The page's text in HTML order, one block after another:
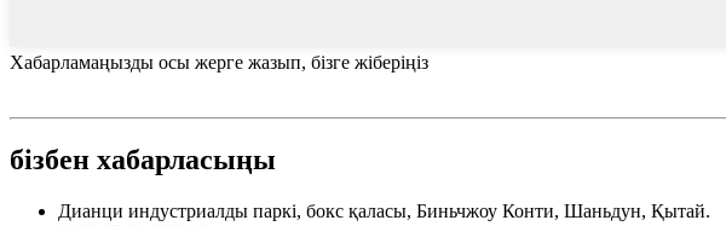
Хабарламаңызды осы жерге жазып, бізге жіберіңіз
бізбен хабарласыңы
Дианци индустриалды паркі, бокс қаласы, Биньчжоу Конти, Шаньдун, Қытай.